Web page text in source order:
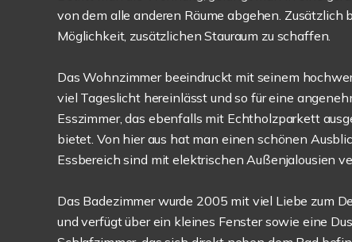
von dem alle anderen Räume abgehen.
Möglichkeit, zusätzlichen Stauraum zu schaffen.
Das Wohnzimmer beeindruckt mit seinem
viel Tageslicht hereinlässt und so für eine
Esszimmer, das ebenfalls mit Echtholzparkett
bietet. Von hier aus hat man einen schönen
Essbereich sind mit elektrischen Außenjalousien
Das Badezimmer wurde 2005 mit viel Liebe zum
und verfügt über ein kleines Fenster sowie eine